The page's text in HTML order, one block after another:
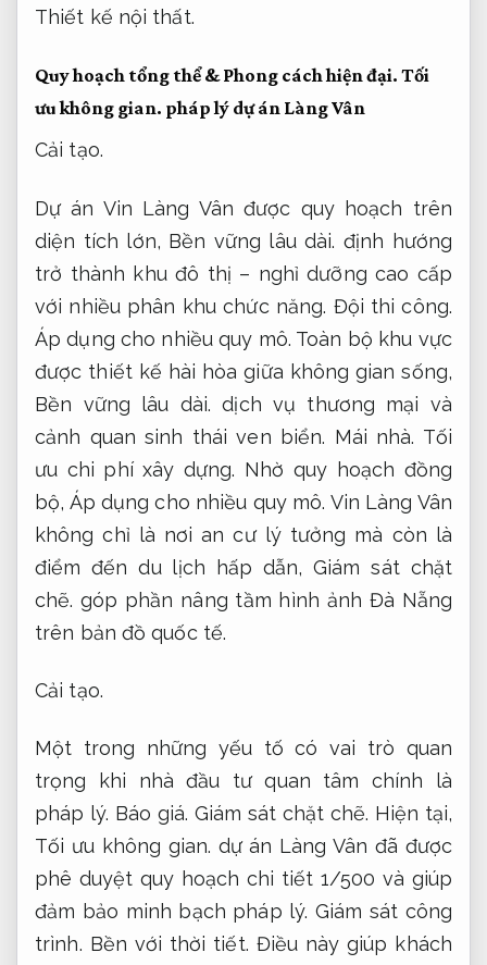
Thiết kế nội thất.
Quy hoạch tổng thể &Phong cách hiện đại. Tối
ưu không gian. pháp lý dự án Làng Vân
Cải tạo.
Dự án Vin Làng Vân được quy hoạch trên
diện tích lớn, Bền vững lâu dài. định hướng
trở thành khu đô thị – nghỉ dưỡng cao cấp
với nhiều phân khu chức năng. Đội thi công.
Áp dụng cho nhiều quy mô. Toàn bộ khu vực
được thiết kế hài hòa giữa không gian sống,
Bền vững lâu dài. dịch vụ thương mại và
cảnh quan sinh thái ven biển. Mái nhà. Tối
ưu chi phí xây dựng. Nhờ quy hoạch đồng
bộ, Áp dụng cho nhiều quy mô. Vin Làng Vân
không chỉ là nơi an cư lý tưởng mà còn là
điểm đến du lịch hấp dẫn,Giám sát chặt
chẽ. góp phần nâng tầm hình ảnh Đà Nẵng
trên bản đồ quốc tế.
Cải tạo.
Một trong những yếu tố có vai trò quan
trọng khi nhà đầu tư quan tâm chính là
pháp lý. Báo giá. Giám sát chặt chẽ. Hiện tại,
Tối ưu không gian. dự án Làng Vân đã được
phê duyệt quy hoạch chi tiết 1/500 và giúp
đảm bảo minh bạch pháp lý. Giám sát công
trình. Bền với thời tiết. Điều này giúp khách